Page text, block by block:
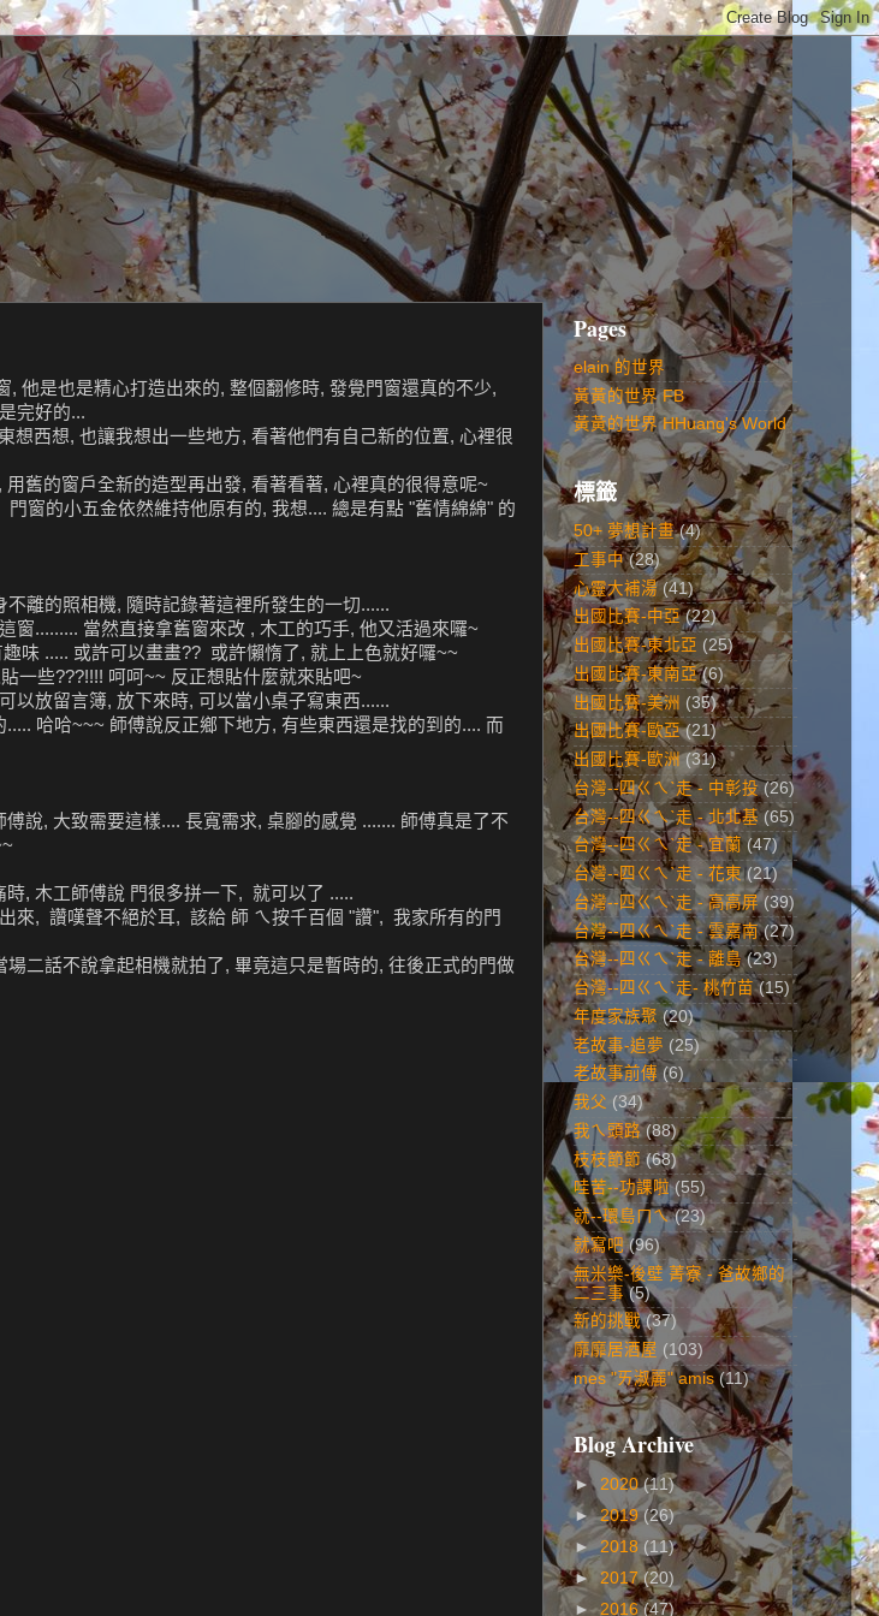
他是也是精心打造出來的, 整個翻修時, 發覺門窗還真的不少,
完好的...
西想, 也讓我想出一些地方, 看著他們有自己新的位置, 心裡很
舊的窗戶全新的造型再出發, 看著看著, 心裡真的很得意呢~
窗的小五金依然維持他原有的, 我想.... 總是有點 "舊情綿綿" 的
離的照相機, 隨時記錄著這裡所發生的一切......
窗......... 當然直接拿舊窗來改 , 木工的巧手, 他又活過來囉~
味 ..... 或許可以畫畫?? 或許懶惰了, 就上上色就好囉~~
一些???!!!! 呵呵~~ 反正想貼什麼就來貼吧~
以放留言簿, 放下來時, 可以當小桌子寫東西......
哈哈~~~ 師傅說反正鄉下地方, 有些東西還是找的到的.... 而
說, 大致需要這樣.... 長寬需求, 桌腳的感覺 ....... 師傅真是了不
, 木工師傅說 門很多拼一下, 就可以了 .....
來, 讚嘆聲不絕於耳, 該給 師 ㄟ按千百個 "讚", 我家所有的門
二話不說拿起相機就拍了, 畢竟這只是暫時的, 往後正式的門做
Pages
elain 的世界
黃黃的世界 FB
黃黃的世界 HHuang's World
標籤
50+ 夢想計畫 (4)
工事中 (28)
心靈大補湯 (41)
出國比賽-中亞 (22)
出國比賽-東北亞 (25)
出國比賽-東南亞 (6)
出國比賽-美洲 (35)
出國比賽-歐亞 (21)
出國比賽-歐洲 (31)
台灣--四ㄍㄟˋ走 - 中彰投 (26)
台灣--四ㄍㄟˋ走 - 北北基 (65)
台灣--四ㄍㄟˋ走 - 宜蘭 (47)
台灣--四ㄍㄟˋ走 - 花東 (21)
台灣--四ㄍㄟˋ走 - 高高屏 (39)
台灣--四ㄍㄟˋ走 - 雲嘉南 (27)
台灣--四ㄍㄟˋ走 - 離島 (23)
台灣--四ㄍㄟˋ走- 桃竹苗 (15)
年度家族聚 (20)
老故事-追夢 (25)
老故事前傳 (6)
我父 (34)
我ㄟ頭路 (88)
枝枝節節 (68)
哇苦--功課啦 (55)
就--環島ㄇㄟ (23)
就寫吧 (96)
無米樂-後壁 菁寮 - 爸故鄉的
二三事 (5)
新的挑戰 (37)
靡靡居酒屋 (103)
mes "ㄞ淑麗" amis (11)
Blog Archive
► 2020(11)
►2019(26)
►2018 (11)
►2017(20)
►2016(47)